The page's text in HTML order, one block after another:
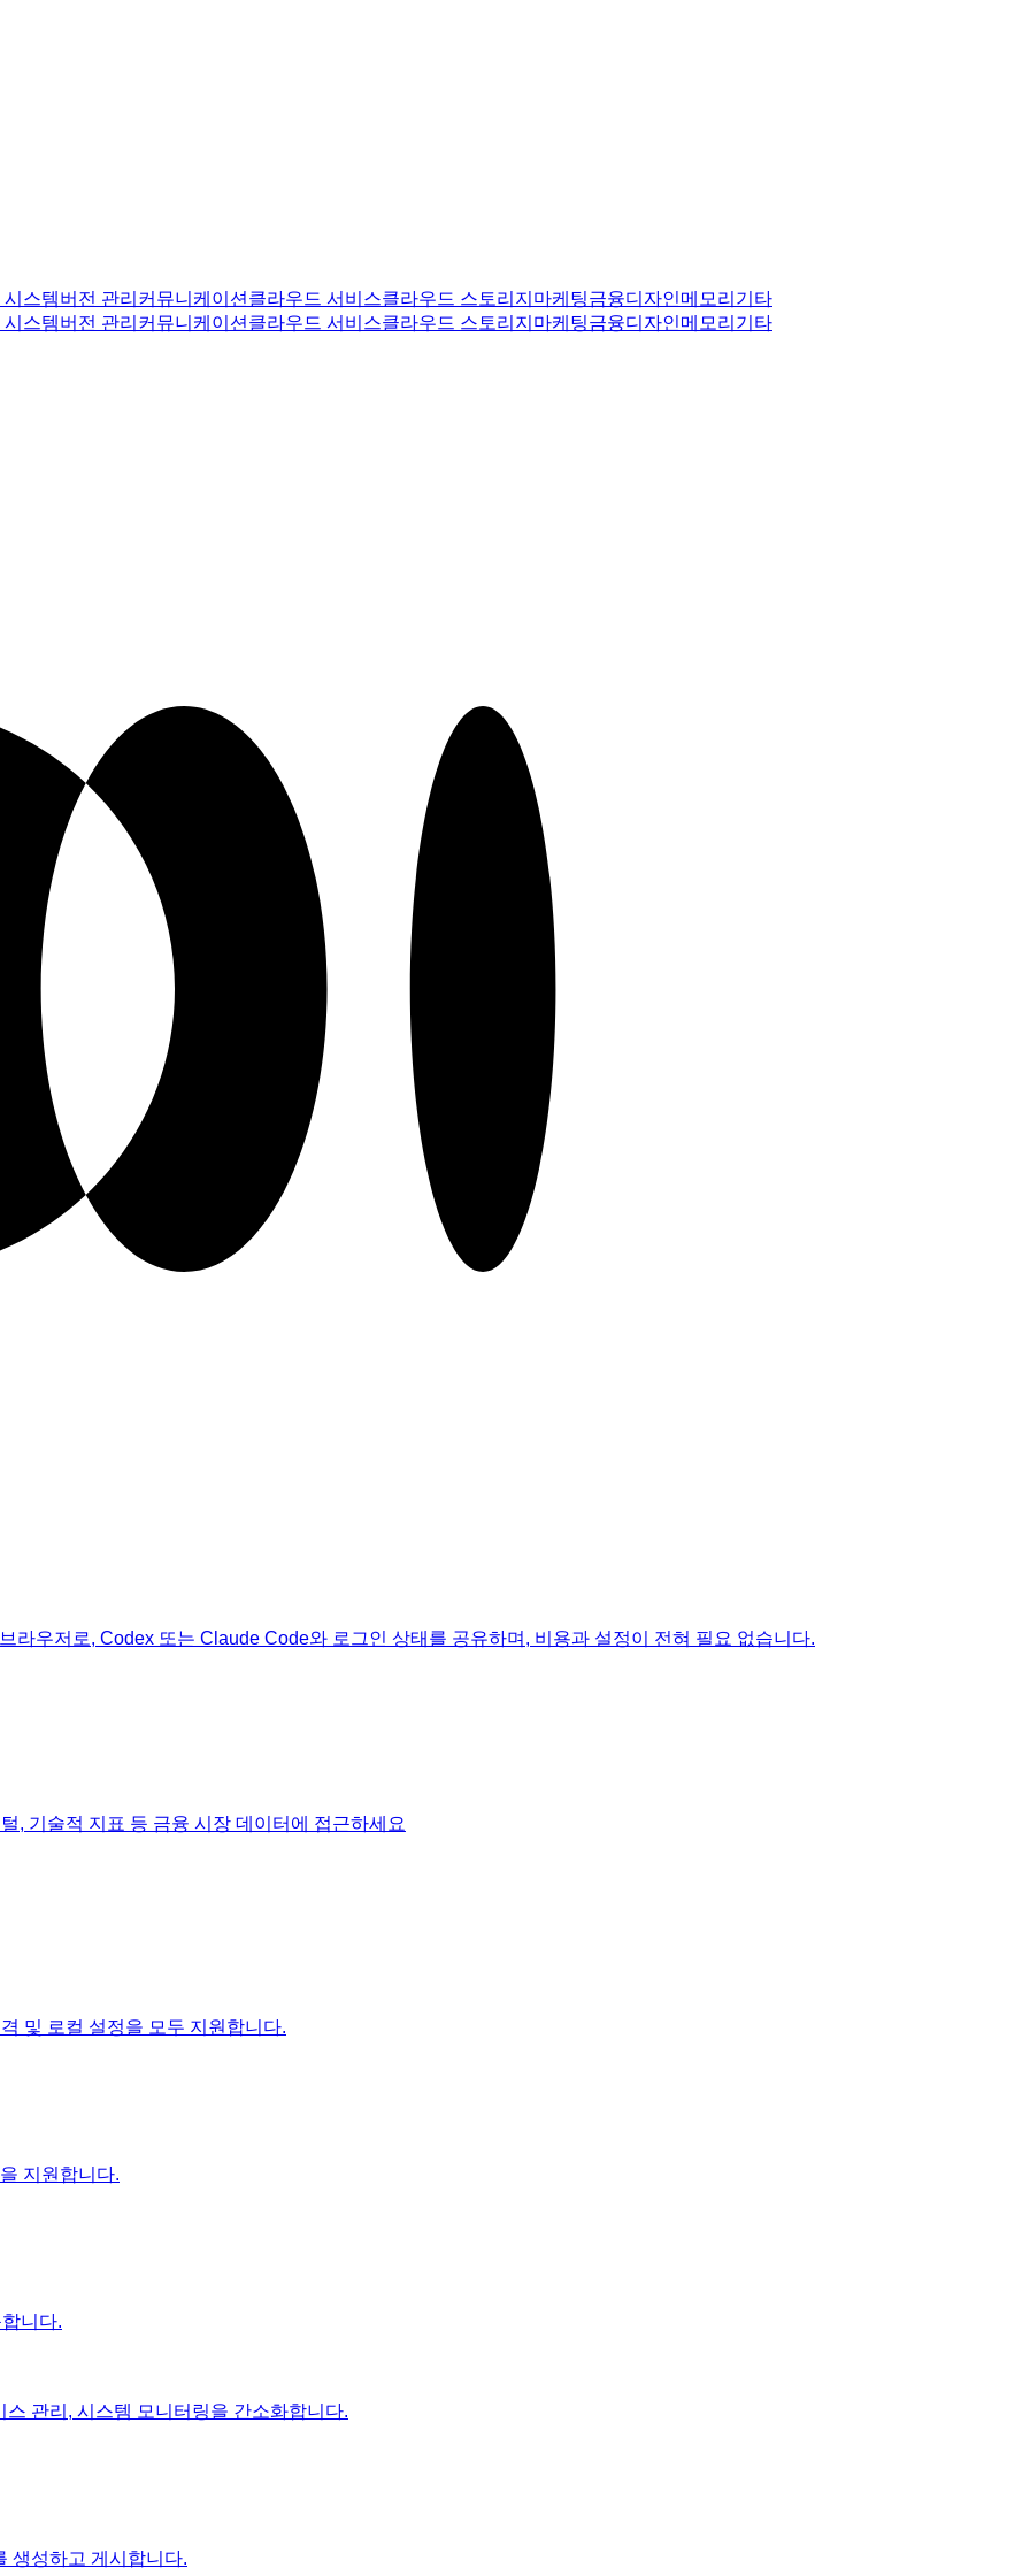
시스템버전 관리 커뮤니케이션 클라우드 서비스클라우드 스토리지 마케팅금융디자인메모리 기타
시스템버전 관리 커뮤니케이션 클라우드 서비스클라우드 스토리지 마케팅금융디자인메모리 기타
라우저로, Codex 또는 Claude Code와 로그인 상태를 공유하며, 비용과 설정이 전혀 필요 없습니다.
, 기술적 지표 등 금융 시장 데이터에 접근하세요
및 로컬 설정을 모두 지원합니다.
지원합니다.
니다.
관리, 시스템 모니터링을 간소화합니다.
생성하고 게시합니다.